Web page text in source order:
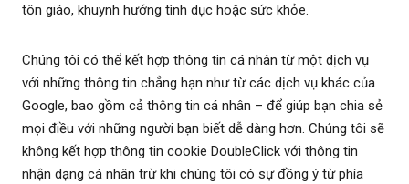
tôn giáo, khuynh hướng tình dục hoặc sức khỏe.
Chúng tôi có thể kết hợp thông tin cá nhân từ một dịch vụ
với những thông tin chẳng hạn như từ các dịch vụ khác của
Google, bao gồm cả thông tin cá nhân – để giúp bạn chia sẻ
mọi điều với những người bạn biết dễ dàng hơn. Chúng tôi sẽ
không kết hợp thông tin cookie DoubleClick với thông tin
nhận dạng cá nhân trừ khi chúng tôi có sự đồng ý từ phía